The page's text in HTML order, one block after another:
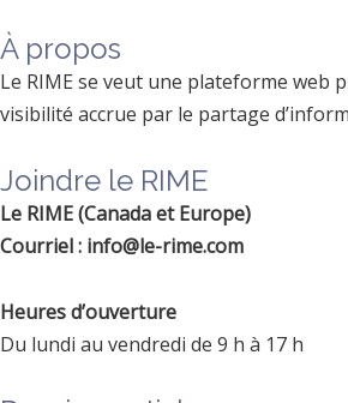
À propos
Le RIME se veut une plateforme
visibilité accrue par le partage
Joindre le RIME
Le RIME (Canada et Europe)
Courriel : info@le-rime.com
Heures d’ouverture
Du lundi au vendredi de 9 h à 17 h